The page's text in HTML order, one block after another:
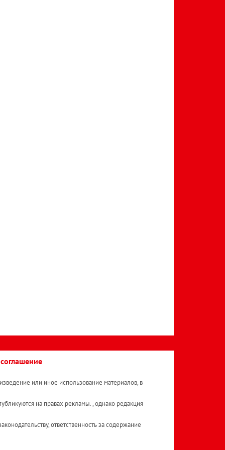
или иное использование материалов, в
на правах рекламы. , однако редакция
ответственность за содержание